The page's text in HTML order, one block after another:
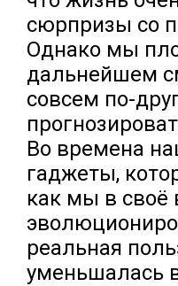
сюрпризы со
Однако мы
дальнейшем
совсем по-
Во времена
гаджеты,
как мы в своё
реальная
уменьшалась